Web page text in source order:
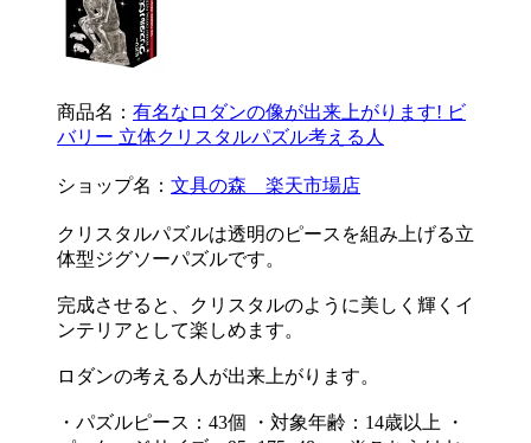
商品名： 有名なロダンの像が出来上がります! ビ
バリー 立体クリスタルパズル考える人
ショップ名： 文具の森 楽天市場店
クリスタルパズルは透明のピースを組み上げる立
体型ジグソーパズルです。
完成させると、クリスタルのように美しく輝くイ
ンテリアとして楽しめます。
ロダンの考える人が出来上がります。
・パズルピース：43個 ・対象年齢：14歳以上 ・